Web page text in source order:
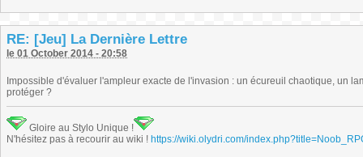
RE: [Jeu] La Dernière Lettre
le 01 October 2014 - 20:58
Impossible d'évaluer l'ampleur exacte de l'invasion : un écureuil chaotique, un
protéger ?
Gloire au Stylo Unique !
N'hésitez pas à recourir au wiki ! https://wiki.olydri.com/